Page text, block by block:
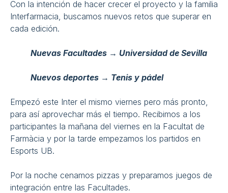
Con la intención de hacer crecer el proyecto y la familia
Interfarmacia, buscamos nuevos retos que superar en
cada edición.
Nuevas Facultades → Universidad de Sevilla
Nuevos deportes → Tenis y pádel
Empezó este Inter el mismo viernes pero más pronto,
para así aprovechar más el tiempo. Recibimos a los
participantes la mañana del viernes en la Facultat de
Farmàcia y por la tarde empezamos los partidos en
Esports UB.
Por la noche cenamos pizzas y preparamos juegos de
integración entre las Facultades.